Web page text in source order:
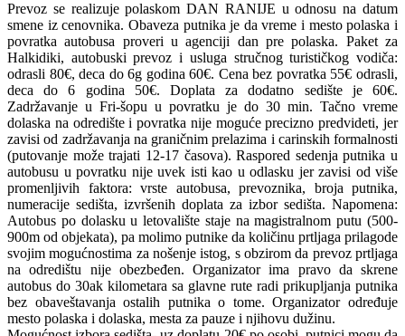
Prevoz se realizuje polaskom DAN RANIJE u odnosu na datum
smene iz cenovnika. Obaveza putnika je da vreme i mesto polaska i
povratka autobusa proveri u agenciji dan pre polaska. Paket za
Halkidiki, autobuski prevoz i usluga stručnog turističkog vodiča:
odrasli 80€, deca do 6g godina 60€. Cena bez povratka 55€ odrasli,
deca do 6 godina 50€. Doplata za dodatno sedište je 60€.
Zadržavanje u Fri-šopu u povratku je do 30 min. Tačno vreme
dolaska na odredište i povratka nije moguće precizno predvideti, jer
zavisi od zadržavanja na graničnim prelazima i carinskih formalnosti
(putovanje može trajati 12-17 časova). Raspored sedenja putnika u
autobusu u povratku nije uvek isti kao u odlasku jer zavisi od više
promenljivih faktora: vrste autobusa, prevoznika, broja putnika,
numeracije sedišta, izvršenih doplata za izbor sedišta. Napomena:
Autobus po dolasku u letovalište staje na magistralnom putu (500-
900m od objekata), pa molimo putnike da količinu prtljaga prilagode
svojim mogućnostima za nošenje istog, s obzirom da prevoz prtljaga
na odredištu nije obezbeđen. Organizator ima pravo da skrene
autobus do 30ak kilometara sa glavne rute radi prikupljanja putnika
bez obaveštavanja ostalih putnika o tome. Organizator određuje
mesto polaska i dolaska, mesta za pauze i njihovu dužinu.